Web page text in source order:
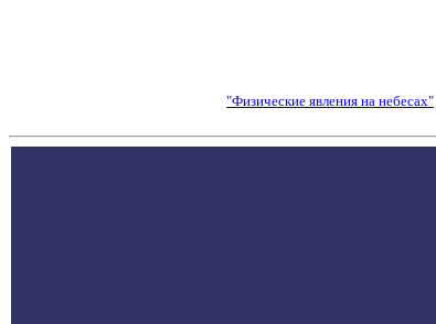
"Физические явления на небесах"